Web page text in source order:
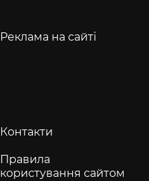
Реклама на сайті
Контакти
Правила
користування сайтом